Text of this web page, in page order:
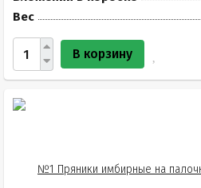
Вес
В корзину